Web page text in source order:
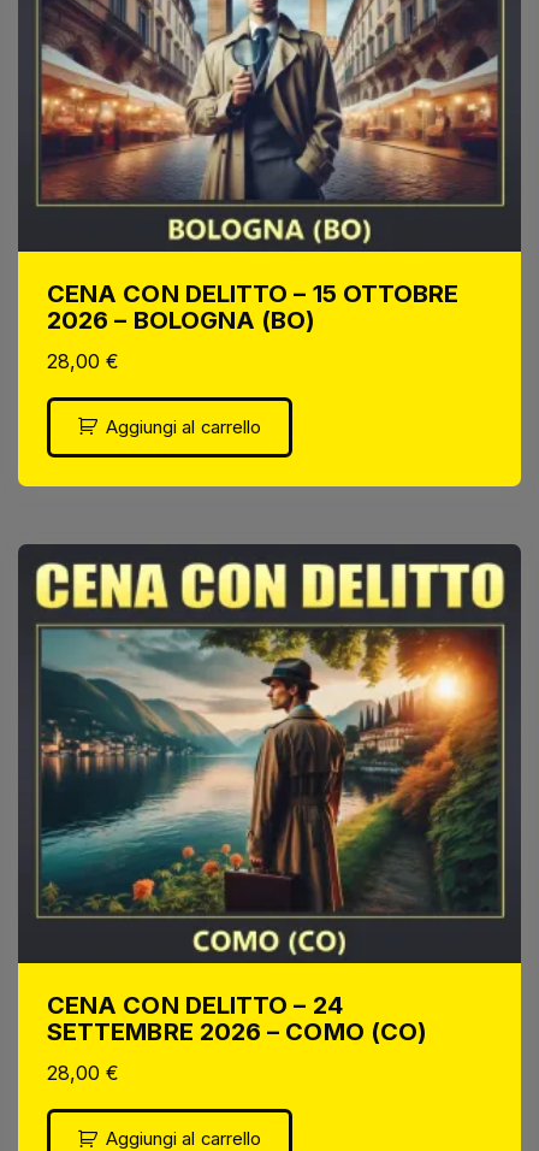
CENA CON DELITTO – 15 OTTOBRE
2026 – BOLOGNA (BO)
28,00€
Aggiungi al carrello
CENA CON DELITTO – 24
SETTEMBRE 2026 – COMO (CO)
28,00€
Aggiungi al carrello